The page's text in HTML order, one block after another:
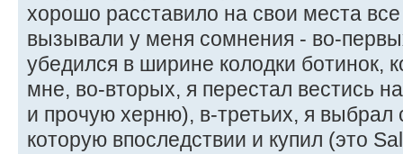
хорошо расставило на свои места
вызывали у меня сомнения - во-
убедился в ширине колодки ботинок,
мне, во-вторых, я перестал вестись
и прочую херню), в-третьих, я выбрал
которую впоследствии и купил (это